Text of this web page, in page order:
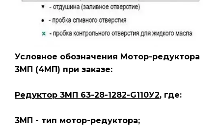
Условное обозначения Мотор-редуктора
3МП (4МП) при заказе:
Редуктор 3МП 63-28-1282-G110У2, где:
3МП - тип мотор-редуктора;